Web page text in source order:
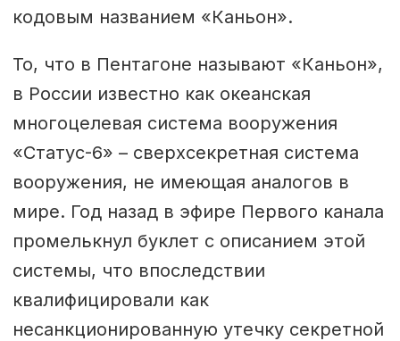
кодовым названием «Каньон».
То, что в Пентагоне называют «Каньон»,
в России известно как океанская
многоцелевая система вооружения
«Статус-6» – сверхсекретная система
вооружения, не имеющая аналогов в
мире. Год назад в эфире Первого канала
промелькнул буклет с описанием этой
системы, что впоследствии
квалифицировали как
несанкционированную утечку секретной